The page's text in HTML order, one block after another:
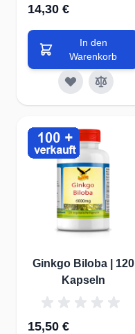
14,30 €
In den
Warenkorb
Ginkgo Biloba | 120
Kapseln
15,50 €